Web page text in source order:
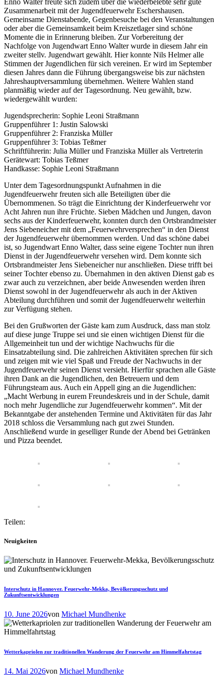
Zusammenarbeit mit der Jugendfeuerwehr Eschershausen.
Gemeinsame Dienstabende, Gegenbesuche bei den Veranstaltungen
oder aber die Gemeinsamkeit beim Kreiszetlager sind schöne
Momente die in Erinnerung bleiben. Zur Vorbereitung der
Nachfolge von Jugendwart Enno Walter wurde in diesem Jahr ein
zweiter stellv. Jugendwart gewählt. Hier konnte Nils Helmer alle
Stimmen der Jugendlichen für sich vereinen. Er wird im September
diesen Jahres dann die Führung übergangsweise bis zur nächsten
Jahreshauptversammlung übernehmen. Weitere Wahlen stand
planmäßig wieder auf der Tagesordnung. Neu gewählt, bzw.
wiedergewählt wurden:
Jugendsprecherin: Sophie Leoni Straßmann
Gruppenführer 1: Justin Salowski
Gruppenführer 2: Franziska Müller
Gruppenführer 3: Tobias Teßmer
Schriftführerin: Julia Müller und Franziska Müller als Vertreterin
Gerätewart: Tobias Teßmer
Handkasse: Sophie Leoni Straßmann
Unter dem Tagesordnungspunkt Aufnahmen in die
Jugendfeuerwehr freuten sich alle Beteiligten über die
Übernommenen. So trägt die Einrichtung der Kinderfeuerwehr vor
Acht Jahren nun ihre Früchte. Sieben Mädchen und Jungen, davon
sechs aus der Kinderfeuerwehr, konnten durch den Ortsbrandmeister
Jens Siebeneicher mit dem „Feuerwehrversprechen“ in den Dienst
der Jugendfeuerwehr übernommen werden. Und das schöne dabei
ist, so Jugendwart Enno Walter, dass seine eigene Tochter nun ihren
Dienst in der Jugendfeuerwehr versehen wird. Dem konnte sich
Ortsbrandmeister Jens Siebeneicher nur anschließen. Diese trifft bei
seiner Tochter ebenso zu. Übernahmen in den aktiven Dienst gab es
zwar auch zu verzeichnen, aber beide Anwesenden werden ihren
Dienst sowohl in der Jugendfeuerwehr als auch in der Aktiven
Abteilung durchführen und somit der Jugendfeuerwehr weiterhin
zur Verfügung stehen.
Bei den Grußworten der Gäste kam zum Ausdruck, dass man stolz
auf diese junge Truppe sei und sie einen wichtigen Dienst für die
Allgemeinheit tun und der wichtige Nachwuchs für die
Einsatzabteilung sind. Die zahlreichen Aktivitäten sprechen für sich
und zeigen mit wie viel Spaß und Freude der Nachwuchs in der
Jugendfeuerwehr seinen Dienst versieht. Hierfür sprachen alle Gäste
ihren Dank an die Jugendlichen, den Betreuern und dem
Führungsteam aus. Auch ein Appell ging an die Jugendlichen:
„Macht Werbung in eurem Freundeskreis und in der Schule, damit
noch mehr Jugendliche zur Jugendfeuerwehr kommen“. Mit der
Bekanntgabe der anstehenden Termine und Aktivitäten für das Jahr
2018 schloss die Versammlung nach gut zwei Stunden.
Anschließend wurde in geselliger Runde der Abend bei Getränken
und Pizza beendet.
Teilen:
Neuigkeiten
Interschutz in Hannover. Feuerwehr-Mekka, Bevölkerungsschutz und
Zukunftsentwicklungen
10. June 2026von Michael Mundhenke
Wetterkapriolen zur traditionellen Wanderung der Feuerwehr am Himmelfahrtstag
14. Mai 2026von Michael Mundhenke